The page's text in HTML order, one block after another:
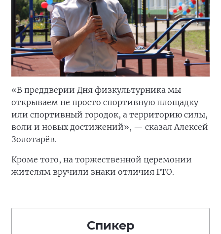
«В преддверии Дня физкультурника мы
открываем не просто спортивную площадку
или спортивный городок, а территорию силы,
воли и новых достижений», — сказал Алексей
Золотарёв.
Кроме того, на торжественной церемонии
жителям вручили знаки отличия ГТО.
Спикер